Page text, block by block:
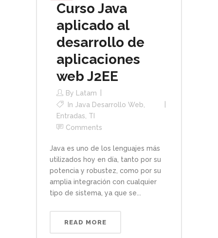
Curso Java
aplicado al
desarrollo de
aplicaciones
web J2EE
By Latam
In Java Desarrollo Web,
Entradas, TI
Comments
Java es uno de los lenguajes más
utilizados hoy en día, tanto por su
potencia y robustez, como por su
amplia integración con cualquier
tipo de sistema, ya que se...
READ MORE